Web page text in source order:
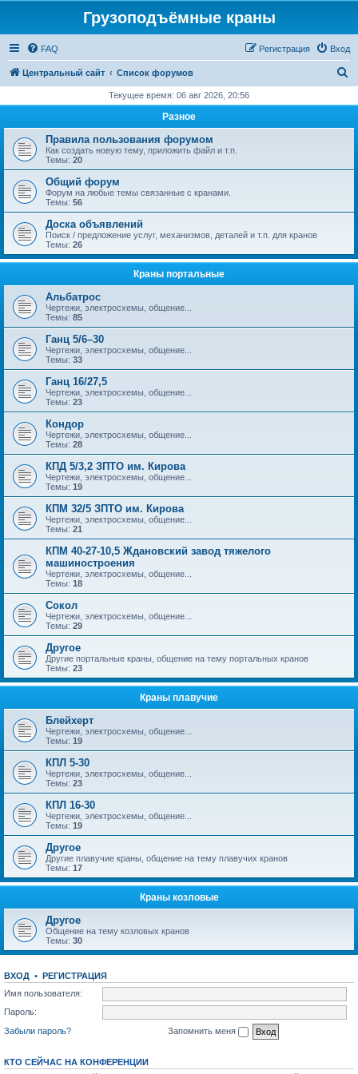
Грузоподъёмные краны
FAQ Вход
Регистрация
Центральный сайт Список форумов
с
Текущее время: 06 авг 2026, 20:56
Разное
Правила пользования форумом
Как создать новую тему, приложить файл и т.п.
Темы: 20
Общий форум
Форум на любые темы связанные с кранами.
Темы: 56
Доска объявлений
Поиск / предложение услуг, механизмов, деталей и т.п. для кранов
Темы: 26
Краны портальные
Альбатрос
Чертежи, электросхемы, общение...
Темы: 85
Ганц 5/6–30
Чертежи, электросхемы, общение...
Темы: 33
Ганц 16/27,5
Чертежи, электросхемы, общение...
Темы: 23
Кондор
Чертежи, электросхемы, общение...
Темы: 28
КПД 5/3,2 ЗПТО им. Кирова
Чертежи, электросхемы, общение...
Темы: 19
КПМ 32/5 ЗПТО им. Кирова
Чертежи, электросхемы, общение...
Темы: 21
КПМ 40-27-10,5 Ждановский завод тяжелого
машиностроения
Чертежи, электросхемы, общение...
Темы: 18
Сокол
Чертежи, электросхемы, общение...
Темы: 29
Другое
Другие портальные краны, общение на тему портальных кранов
Темы: 23
Краны плавучие
Блейхерт
Чертежи, электросхемы, общение...
Темы: 19
КПЛ 5-30
Чертежи, электросхемы, общение...
Темы: 23
КПЛ 16-30
Чертежи, электросхемы, общение...
Темы: 19
Другое
Другие плавучие краны, общение на тему плавучих кранов
Темы: 17
Краны козловые
Другое
Общение на тему козловых кранов
Темы: 30
ВХОД • РЕГИСТРАЦИЯ
Имя пользователя:
Пароль:
Забыли пароль?
Запомнить меня
КТО СЕЙЧАС НА КОНФЕРЕНЦИИ